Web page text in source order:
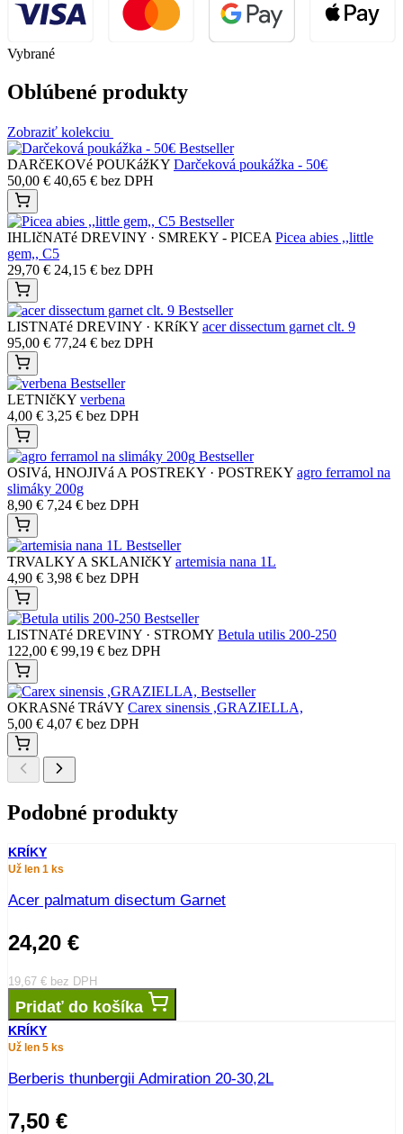
Vybrané
Oblúbené produkty
Zobraziť kolekciu
Bestseller
DARčEKOVé POUKážKY Darčeková poukážka - 50€
50,00 € 40,65 € bez DPH
Bestseller
IHLIčNATé DREVINY · SMREKY - PICEA Picea abies ,,little
gem,, C5
29,70 € 24,15 € bez DPH
Bestseller
LISTNATé DREVINY · KRíKY acer dissectum garnet clt. 9
95,00 € 77,24 € bez DPH
Bestseller
LETNIčKY verbena
4,00 € 3,25 € bez DPH
Bestseller
OSIVá, HNOJIVá A POSTREKY · POSTREKY agro ferramol na
slimáky 200g
8,90 € 7,24 € bez DPH
Bestseller
TRVALKY A SKLANIčKY artemisia nana 1L
4,90 € 3,98 € bez DPH
Bestseller
LISTNATé DREVINY · STROMY Betula utilis 200-250
122,00 € 99,19 € bez DPH
Bestseller
OKRASNé TRáVY Carex sinensis ,GRAZIELLA,
5,00 € 4,07 € bez DPH
Podobné produkty
KRÍKY
Už len 1 ks
Acer palmatum disectum Garnet
24,20 €
19,67 € bez DPH
Pridať do košíka
KRÍKY
Už len 5 ks
Berberis thunbergii Admiration 20-30,2L
7,50 €